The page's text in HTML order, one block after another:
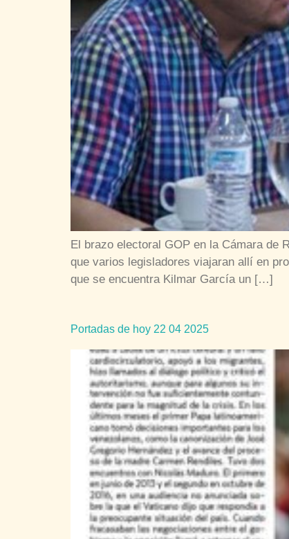
El brazo electoral GOP en la Cámara de
que varios legisladores viajaran allí en
que se encuentra Kilmar García un […]
Portadas de hoy 22 04 2025